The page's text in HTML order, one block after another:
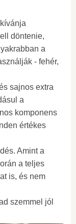
döntenie,
a
- fehér,
sajnos extra
a
komponens
értékes
Amint a
a teljes
is, és nem
szemmel jól